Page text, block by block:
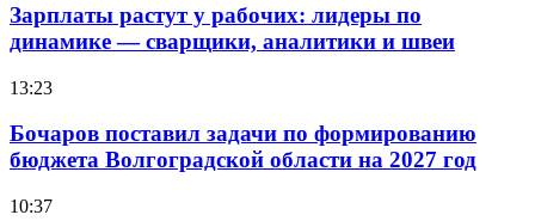
Зарплаты растут у рабочих: лидеры по
динамике — сварщики, аналитики и швеи
13:23
Бочаров поставил задачи по формированию
бюджета Волгоградской области на 2027 год
10:37